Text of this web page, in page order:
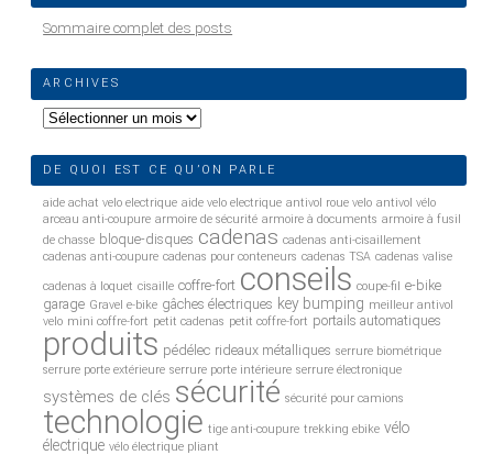
Sommaire complet des posts
ARCHIVES
Archives
DE QUOI EST CE QU’ON PARLE
aide achat velo electrique aide velo electrique antivol roue velo antivol vélo
arceau anti-coupure armoire de sécurité armoire à documents armoire à fusil
de chasse bloque-disques cadenas cadenas anti-cisaillement
cadenas anti-coupure cadenas pour conteneurs cadenas TSA cadenas valise
cadenas à loquet cisaille coffre-fort conseils coupe-fil e-bike
garage Gravel e-bike gâches électriques key bumping meilleur antivol
velo mini coffre-fort petit cadenas petit coffre-fort portails automatiques
produits pédélec rideaux métalliques serrure biométrique
serrure porte extérieure serrure porte intérieure serrure électronique
systèmes de clés sécurité sécurité pour camions
technologie tige anti-coupure trekking ebike vélo
électrique vélo électrique pliant